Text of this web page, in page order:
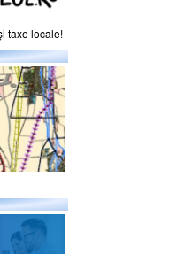
taxe locale!